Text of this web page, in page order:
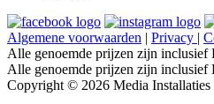
Algemene voorwaarden | Privacy |
Alle genoemde prijzen zijn inclusief
Alle genoemde prijzen zijn inclusief
Copyright © 2026 Media